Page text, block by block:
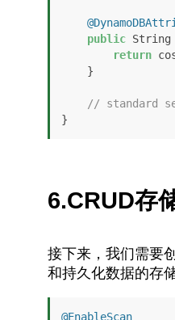
public String
return
// standard
6.CRUD存
接下来，我们需要
和持久化数据的存
@EnableScan